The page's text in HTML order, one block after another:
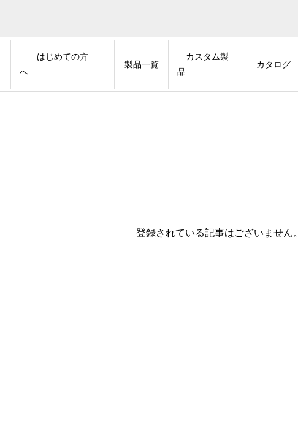
はじめての方
へ
製品一覧
カスタム製
品
カタログ
登録されている記事はございません。